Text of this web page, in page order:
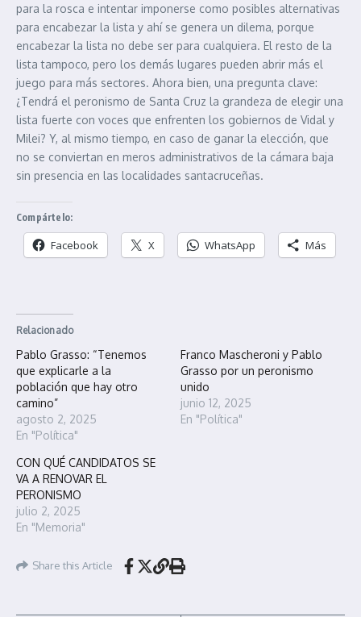
para la rosca e intentar imponerse como posibles alternativas
para encabezar la lista y ahí se genera un dilema, porque
encabezar la lista no debe ser para cualquiera. El resto de la
lista tampoco, pero los demás lugares pueden abrir más el
juego para más sectores. Ahora bien, una pregunta clave:
¿Tendrá el peronismo de Santa Cruz la grandeza de elegir una
lista fuerte con voces que enfrenten los gobiernos de Vidal y
Milei? Y, al mismo tiempo, en caso de ganar la elección, que
no se conviertan en meros administrativos de la cámara baja
sin presencia en las localidades santacruceñas.
Compártelo:
Facebook X WhatsApp Más
Relacionado
Pablo Grasso: “Tenemos
que explicarle a la
población que hay otro
camino”
agosto 2, 2025
En "Política"
Franco Mascheroni y Pablo
Grasso por un peronismo
unido
junio 12, 2025
En "Política"
CON QUÉ CANDIDATOS SE
VA A RENOVAR EL
PERONISMO
julio 2, 2025
En "Memoria"
Share this Article